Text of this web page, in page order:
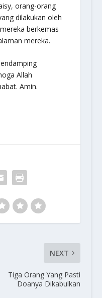
orang-orang
dilakukan oleh
berkemas
mereka.
Allah
Amin.
NEXT
Tiga Orang Yang Pasti
Doanya Dikabulkan